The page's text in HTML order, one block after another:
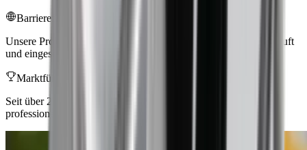
Barrierefreiheit
Unsere Produkte werden weltweit in mehr als 53 Ländern verkauft
und eingesetzt
Marktführend
Seit über 23 Jahren beliefert BARON die Baubranche mit
professionellen Werkzeugen und Maschinen